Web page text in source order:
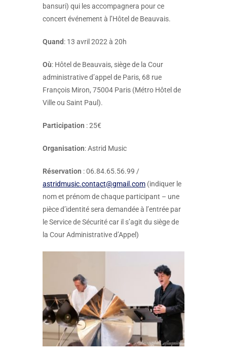
bansuri) qui les accompagnera pour ce
concert événement à l’Hôtel de Beauvais.
Quand: 13 avril 2022 à 20h
Où: Hôtel de Beauvais, siège de la Cour
administrative d’appel de Paris, 68 rue
François Miron, 75004 Paris (Métro Hôtel de
Ville ou Saint Paul).
Participation : 25€
Organisation: Astrid Music
Réservation : 06.84.65.56.99 /
astridmusic.contact@gmail.com (indiquer le
nom et prénom de chaque participant – une
pièce d’identité sera demandée à l’entrée par
le Service de Sécurité car il s’agit du siège de
la Cour Administrative d’Appel)